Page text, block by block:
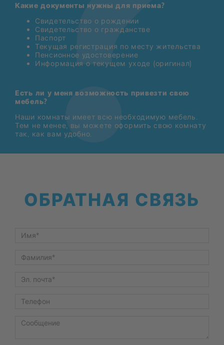
Какие документы нужны для приема?
Сви­де­тель­ство о рож­де­нии
Сви­де­тель­ство о граж­дан­стве
Пас­порт
Те­ку­щая ре­ги­стра­ция по ме­сту жи­тель­ства
Пен­си­он­ное удо­сто­ве­ре­ние
Ин­фор­ма­ция о те­ку­щем ухо­де (ори­ги­нал)
Есть ли у меня возможность привезти свою
мебель?
Наши ком­на­ты име­ет всю необ­хо­ди­мую ме­бель.
Тем не ме­нее, вы мо­же­те офор­мить свою ком­на­ту
так, как вам удоб­но.
ОБ­РАТ­НАЯ СВЯЗЬ
Vorname
Nachname
E-Mail*
Telefon
Nachricht